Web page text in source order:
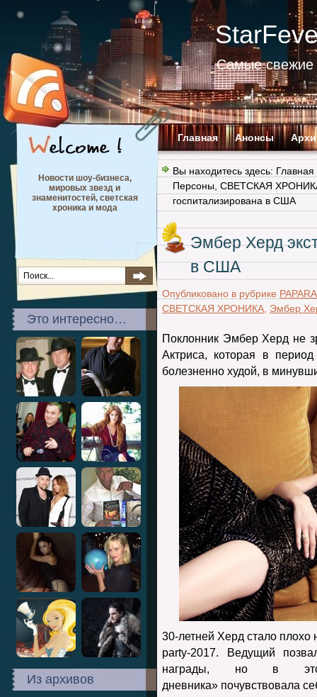
Самые свежие
Главная Анонсы
Новости шоу-бизнеса,
мировых звезд и
знаменитостей, светская
хроника и мода
Это интересно…
Из архивов
Вы находитесь здесь: Главная
Персоны СВЕТСКАЯ
госпитализирована в США
Эмбер Херд
в США
Опубликовано в рубрике
СВЕТСКАЯ ХРОНИКА Эмбер
Поклонник Эмбер Херд не
Актриса, которая в
болезненно худой, в
30-летней Херд стало
party-2017. Ведущий
награды, но в
дневника» почувствовала